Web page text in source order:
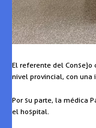
El referente del Consejo
nivel provincial, con una
Por su parte, la médica
el hospital.